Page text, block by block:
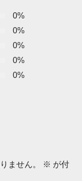
0%
0%
0%
0%
0%
ません。 ※ が付